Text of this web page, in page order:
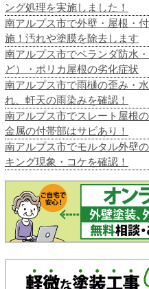
ング処理を実施しました！
南アルプス市で外壁・屋根・
施！汚れや塗膜を除去します
南アルプス市でベランダ防水
ど）・ポリカ屋根の劣化症状
南アルプス市で雨樋の歪み・
れ、軒天の雨染みを確認！
南アルプス市でスレート屋根
金属の付帯部はサビあり！
南アルプス市でモルタル外壁
キング現象・コケを確認！